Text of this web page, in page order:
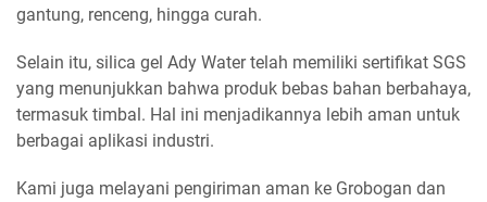
gantung, renceng, hingga curah.
Selain itu, silica gel Ady Water telah memiliki sertifikat SGS
yang menunjukkan bahwa produk bebas bahan berbahaya,
termasuk timbal. Hal ini menjadikannya lebih aman untuk
berbagai aplikasi industri.
Kami juga melayani pengiriman aman ke Grobogan dan